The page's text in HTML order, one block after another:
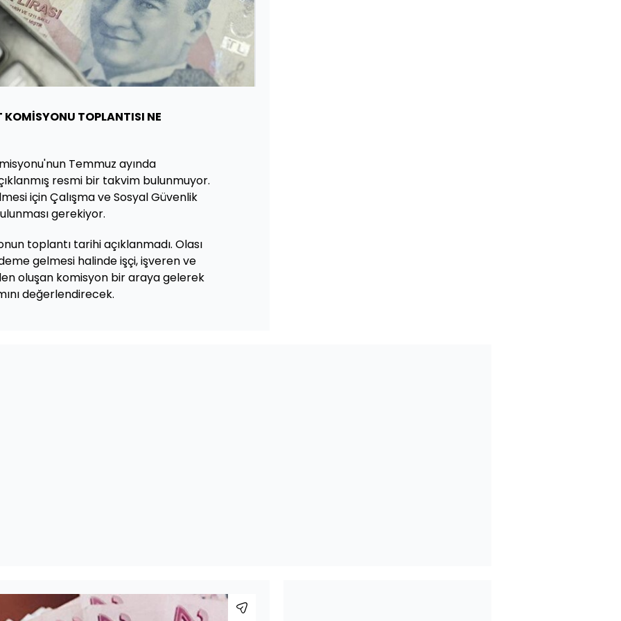
KOMİSYONU TOPLANTISI NE
Temmuz ayında
resmi bir takvim bulunmuyor.
için Çalışma ve Sosyal Güvenlik
gerekiyor.
toplantı tarihi açıklanmadı. Olası
gelmesi halinde işçi, işveren ve
oluşan komisyon bir araya gelerek
değerlendirecek.